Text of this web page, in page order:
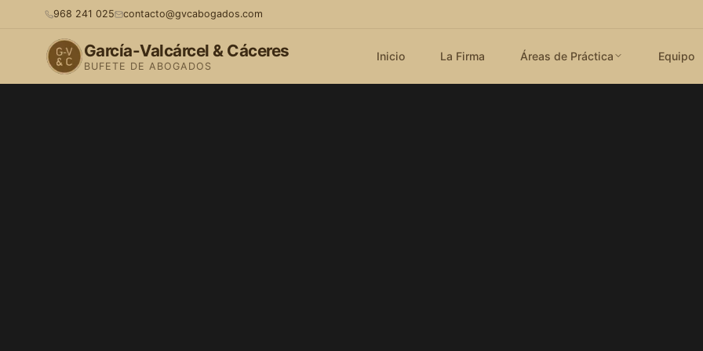
968 241 025 contacto@gvcabogados.com
García-Valcárcel & Cáceres
BUFETE DE ABOGADOS
Inicio La Firma Áreas de Práctica Equipo